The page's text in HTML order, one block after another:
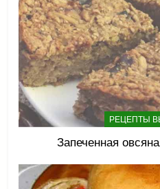
РЕЦЕПТЫ
Запеченная